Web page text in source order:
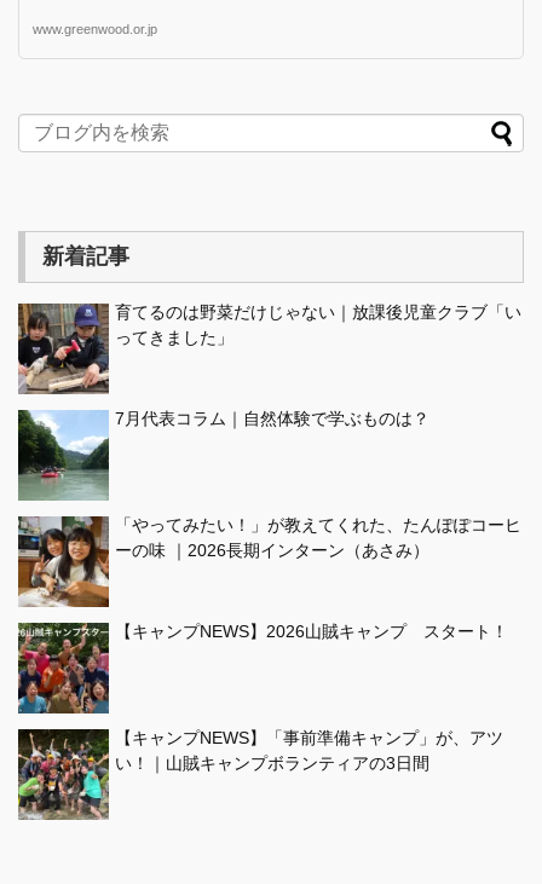
www.greenwood.or.jp
新着記事
育てるのは野菜だけじゃない｜放課後児童クラブ「い
ってきました」
7月代表コラム｜自然体験で学ぶものは？
「やってみたい！」が教えてくれた、たんぽぽコーヒ
ーの味 ｜2026長期インターン（あさみ）
【キャンプNEWS】2026山賊キャンプ スタート！
【キャンプNEWS】「事前準備キャンプ」が、アツ
い！｜山賊キャンプボランティアの3日間